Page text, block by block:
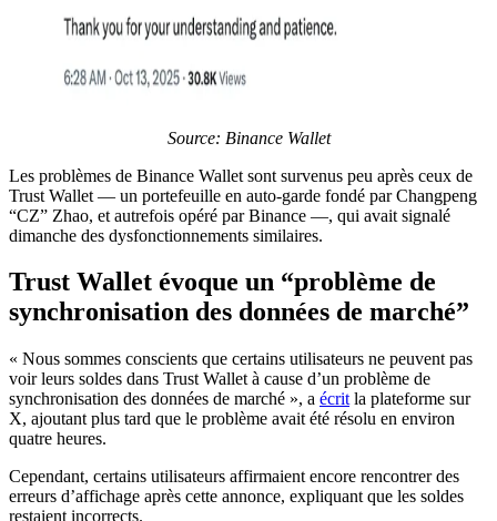
Source: Binance Wallet
Les problèmes de Binance Wallet sont survenus peu après ceux de
Trust Wallet — un portefeuille en auto-garde fondé par Changpeng
“CZ” Zhao, et autrefois opéré par Binance —, qui avait signalé
dimanche des dysfonctionnements similaires.
Trust Wallet évoque un “problème de
synchronisation des données de marché”
« Nous sommes conscients que certains utilisateurs ne peuvent pas
voir leurs soldes dans Trust Wallet à cause d’un problème de
synchronisation des données de marché », a écrit la plateforme sur
X, ajoutant plus tard que le problème avait été résolu en environ
quatre heures.
Cependant, certains utilisateurs affirmaient encore rencontrer des
erreurs d’affichage après cette annonce, expliquant que les soldes
restaient incorrects.